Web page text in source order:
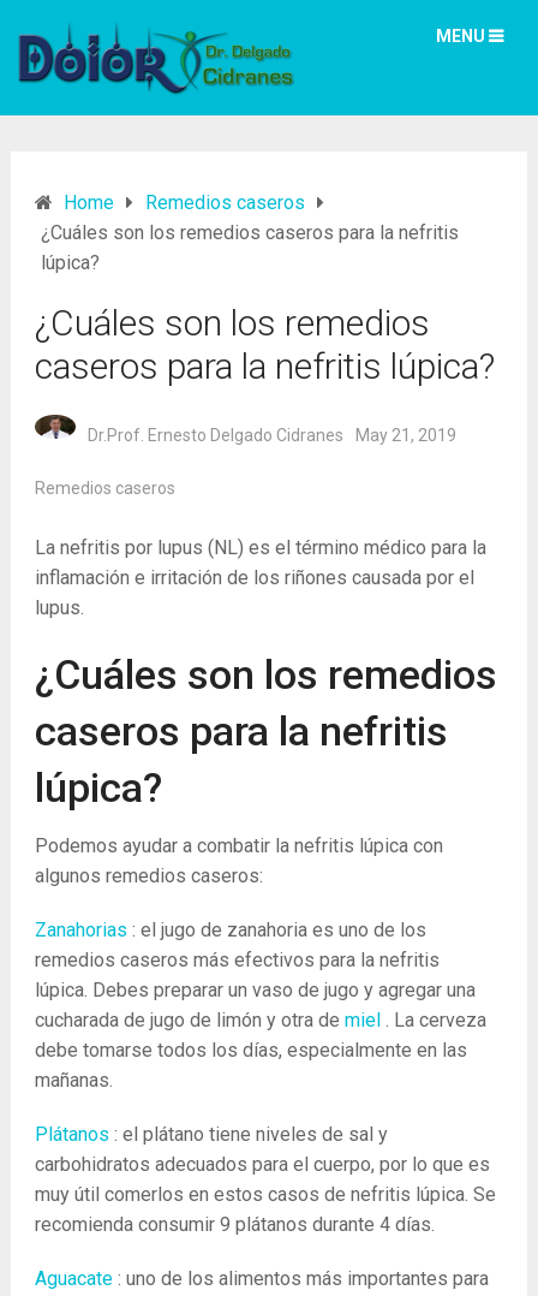
MENU
Home
Remedios caseros
¿Cuáles son los remedios caseros para la nefritis
lúpica?
¿Cuáles son los remedios
caseros para la nefritis lúpica?
Dr.Prof. Ernesto Delgado Cidranes May 21, 2019
Remedios caseros
La nefritis por lupus (NL) es el término médico para la
inflamación e irritación de los riñones causada por el
lupus.
¿Cuáles son los remedios
caseros para la nefritis
lúpica?
Podemos ayudar a combatir la nefritis lúpica con
algunos remedios caseros:
Zanahorias : el jugo de zanahoria es uno de los
remedios caseros más efectivos para la nefritis
lúpica. Debes preparar un vaso de jugo y agregar una
cucharada de jugo de limón y otra de miel. La cerveza
debe tomarse todos los días, especialmente en las
mañanas.
Plátanos : el plátano tiene niveles de sal y
carbohidratos adecuados para el cuerpo, por lo que es
muy útil comerlos en estos casos de nefritis lúpica. Se
recomienda consumir 9 plátanos durante 4 días.
Aguacate: uno de los alimentos más importantes para